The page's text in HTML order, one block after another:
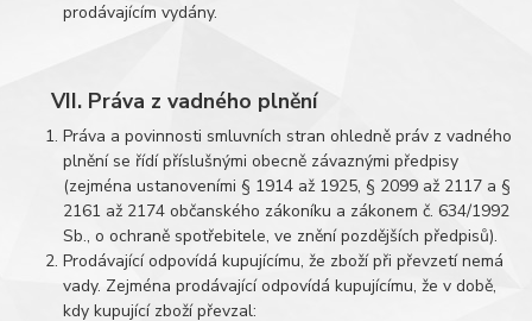
prodávajícím vydány.
VII. Práva z vadného plnění
Práva a povinnosti smluvních stran ohledně práv z vadného
plnění se řídí příslušnými obecně závaznými předpisy
(zejména ustanoveními § 1914 až 1925, § 2099 až 2117 a §
2161 až 2174 občanského zákoníku a zákonem č. 634/1992
Sb., o ochraně spotřebitele, ve znění pozdějších předpisů).
Prodávající odpovídá kupujícímu, že zboží při převzetí nemá
vady. Zejména prodávající odpovídá kupujícímu, že v době,
kdy kupující zboží převzal: